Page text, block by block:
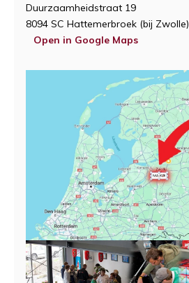
Duurzaamheidstraat 19
8094 SC Hattemerbroek (bij Zwolle)
Open in Google Maps